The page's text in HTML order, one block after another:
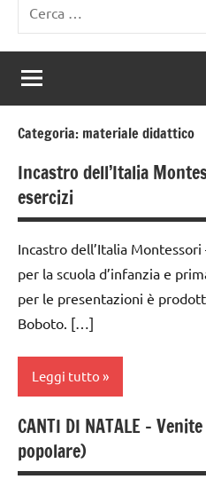
per:
Categoria: materiale didattico
Incastro dell’Italia
esercizi
Incastro dell’Italia
per la scuola d’infanzia e
per le presentazioni è
Boboto. […]
Leggi tutto
classe
1a
CANTI DI NATALE –
popolare)